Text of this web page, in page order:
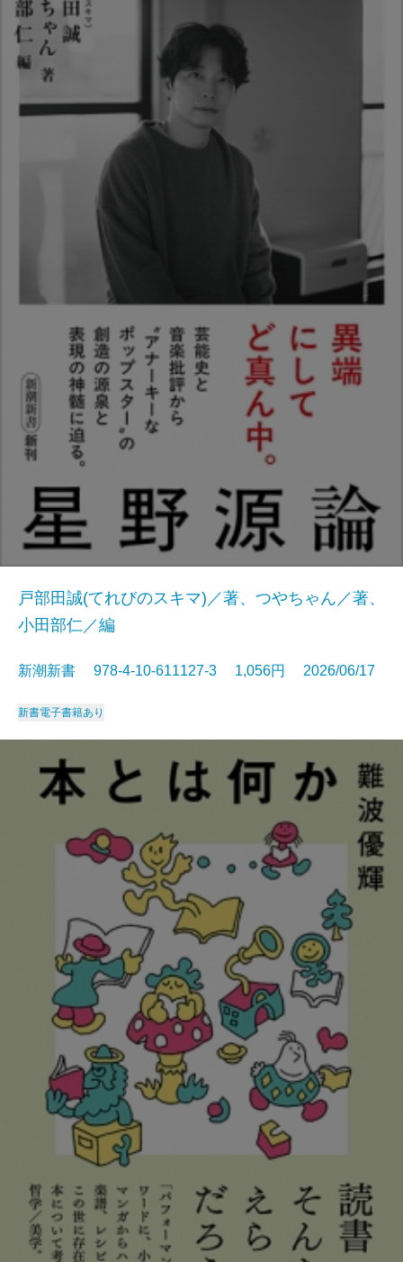
戸部田誠(てれびのスキマ)／著、つやちゃん／著、
小田部仁／編
新潮新書 978-4-10-611127-3 1,056円 2026/06/17
新書電子書籍あり